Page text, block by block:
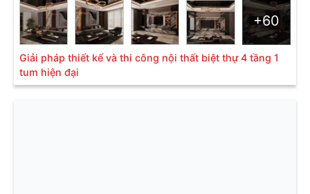
+60
Giải pháp thiết kế và thi công nội thất biệt thự 4 tầng 1
tum hiện đại